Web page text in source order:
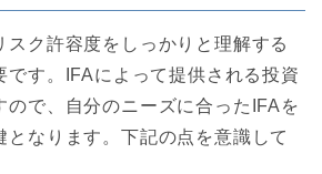
スク許容度をしっかりと理解する
です。IFAによって提供される投資
ので、自分のニーズに合ったIFAを
となります。下記の点を意識して